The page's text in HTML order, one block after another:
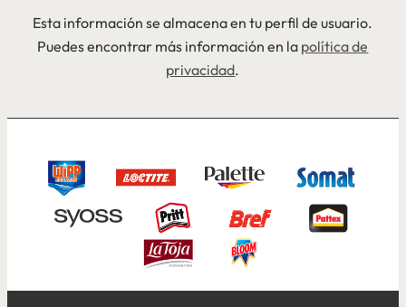
Esta información se almacena en tu perfil de usuario.
Puedes encontrar más información en la política de
privacidad.